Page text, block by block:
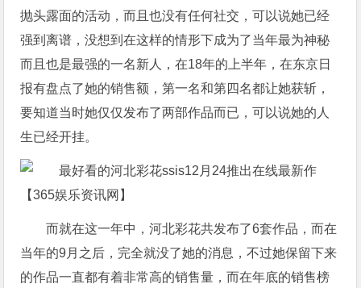
抛头露面的活动，而且也没有任何社交，可以说她已经
强到离谱，没想到在这样的情形下成为了当年最为神秘
而且也是最强的一名新人，在18年的上半年，在东京日
报有盘点了她的销售额，第一名和第四名都让她获斩，
要知道当时她仅仅发布了两部作品而已，可以说她的人
生已经开挂。
而就在这一年中，河北彩花共发布了6套作品，而在
当年的9月之后，完全就没了她的消息，不过她保留下来
的作品一直都有着非常高的销售量，而在年底的销售榜